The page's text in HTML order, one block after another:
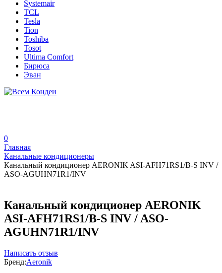
Systemair
TCL
Tesla
Tion
Toshiba
Tosot
Ultima Comfort
Бирюса
Эван
0
Главная
Канальные кондиционеры
Канальный кондиционер AERONIK ASI-AFH71RS1/B-S INV /
ASO-AGUHN71R1/INV
Канальный кондиционер AERONIK
ASI-AFH71RS1/B-S INV / ASO-
AGUHN71R1/INV
Написать отзыв
Бренд:Aeronik